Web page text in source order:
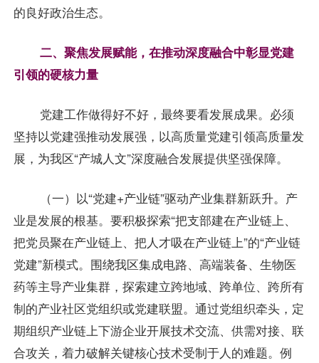
的良好政治生态。
二、聚焦发展赋能，在推动深度融合中彰显党建
引领的硬核力量
党建工作做得好不好，最终要看发展成果。必须
坚持以党建强推动发展强，以高质量党建引领高质量发
展，为我区“产城人文”深度融合发展提供坚强保障。
（一）以“党建+产业链”驱动产业集群新跃升。产
业是发展的根基。要积极探索“把支部建在产业链上、
把党员聚在产业链上、把人才吸在产业链上”的“产业链
党建”新模式。围绕我区集成电路、高端装备、生物医
药等主导产业集群，探索建立跨地域、跨单位、跨所有
制的产业社区党组织或党建联盟。通过党组织牵头，定
期组织产业链上下游企业开展技术交流、供需对接、联
合攻关，着力破解关键核心技术受制于人的难题。例